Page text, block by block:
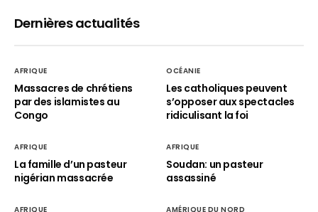
Dernières actualités
AFRIQUE
Massacres de chrétiens
par des islamistes au
Congo
OCÉANIE
Les catholiques peuvent
s’opposer aux spectacles
ridiculisant la foi
AFRIQUE
La famille d’un pasteur
nigérian massacrée
AFRIQUE
Soudan: un pasteur
assassiné
AFRIQUE AMÉRIQUE DU NORD